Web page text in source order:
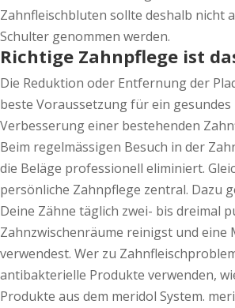
Zahnfleischbluten sollte deshalb nicht
Schulter genommen werden.
Richtige Zahnpflege ist
Die Reduktion oder Entfernung der
beste Voraussetzung für ein gesundes
Verbesserung einer bestehenden
Beim regelmässigen Besuch in der
die Beläge professionell eliminiert.
persönliche Zahnpflege zentral. Dazu
Deine Zähne täglich zwei- bis dreimal
Zahnzwischenräume reinigst und eine
verwendest. Wer zu
antibakterielle Produkte verwenden,
Produkte aus dem meridol System.